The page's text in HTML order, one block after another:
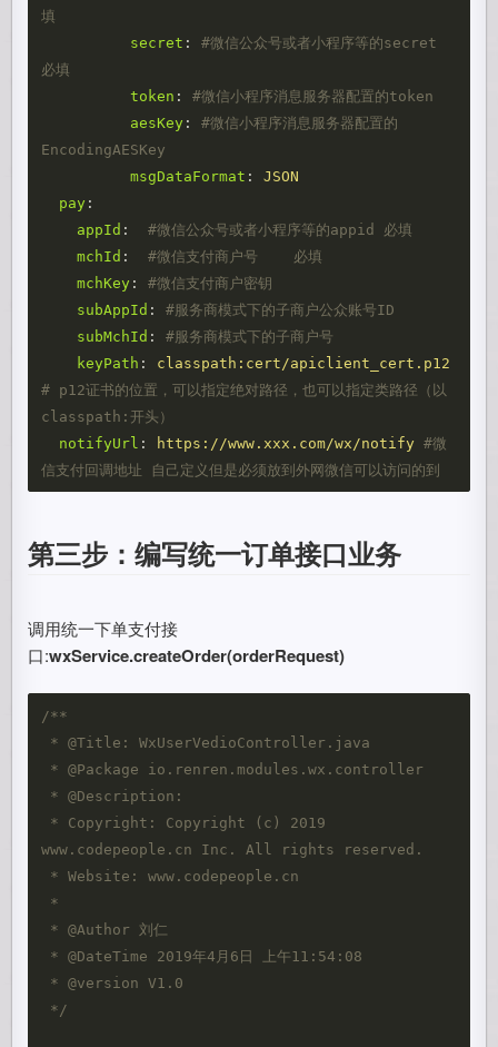
填
secret :
#微信公众号或者小程序等的secret
必填
token :
#微信小程序消息服务器配置的token
aesKey :
#微信小程序消息服务器配置的
EncodingAESKey
msgDataFormat :
JSON
pay :
appId :
#微信公众号或者小程序等的appid 必填
mchId :
#微信支付商户号    必填
mchKey :
#微信支付商户密钥
subAppId :
#服务商模式下的子商户公众账号ID
subMchId :
#服务商模式下的子商户号
keyPath :
classpath:cert/apiclient_cert.p12
# p12证书的位置，可以指定绝对路径，也可以指定类路径（以
classpath:开头）
notifyUrl : https://www.xxx.com/wx/notify #微
信支付回调地址 自己定义但是必须放到外网微信可以访问的到
第三步：编写统一订单接口业务
调用统一下单支付接
口:wxService.createOrder(orderRequest)
/**
www.codepeople.cn Inc. All rights reserved.
*/